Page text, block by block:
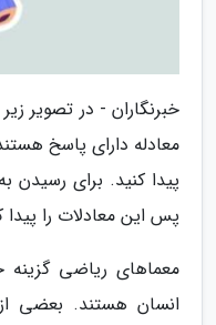
خبرنگاران - در تصویر
معادله دارای پاسخ
پیدا کنید. برای رسیدن
پس این معادلات را پیدا
معماهای ریاضی
انسان هستند. بعضی